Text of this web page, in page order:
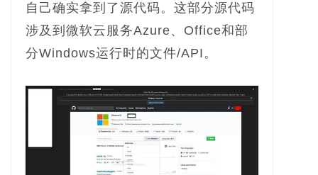
自己确实拿到了源代码。这部分源代码
涉及到微软云服务Azure、Office和部
分Windows运行时的文件/API。